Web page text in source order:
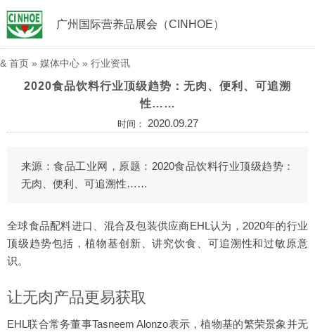
广州国际营养品展会（CINHOE）
& 首页 » 媒体中心 » 行业资讯
2020食品饮料行业顶级趋势：无肉、便利、可追溯
性……
时间： 2020.09.27
来源：食品工业网，原题：2020食品饮料行业顶级趋势：
无肉、便利、可追溯性……
全球食品配料进口、混合及包装供应商EHL认为，2020年的行业
顶级趋势包括，植物基创新、讲究饮食、可追溯性和过敏原意
识。
让无肉产品更易获取
EHL联合常务董事Tasneem Alonzo表示，植物基的繁荣景象并无